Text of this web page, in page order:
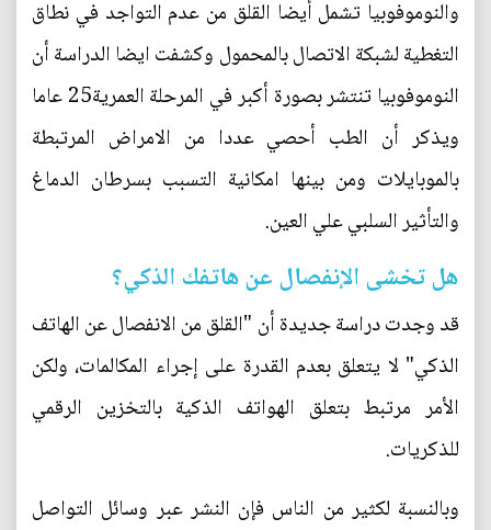
والنوموفوبيا تشمل أيضا القلق من عدم التواجد في نطاق
التغطية لشبكة الاتصال بالمحمول وكشفت ايضا الدراسة أن
النوموفوبيا تنتشر بصورة أكبر في المرحلة العمرية25 عاما
ويذكر أن الطب أحصي عددا من الامراض المرتبطة
بالموبايلات ومن بينها امكانية التسبب بسرطان الدماغ
والتأثير السلبي علي العين.
هل تخشى الإنفصال عن هاتفك الذكي؟
قد وجدت دراسة جديدة أن "القلق من الانفصال عن الهاتف
الذكي" لا يتعلق بعدم القدرة على إجراء المكالمات، ولكن
الأمر مرتبط بتعلق الهواتف الذكية بالتخزين الرقمي
للذكريات.
وبالنسبة لكثير من الناس فإن النشر عبر وسائل التواصل